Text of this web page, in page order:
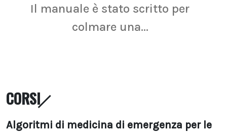
Il manuale è stato scritto per
colmare una...
CORSI
Algoritmi di medicina di emergenza per le